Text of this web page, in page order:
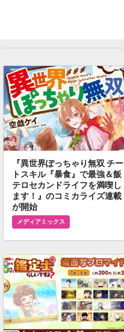
『異世界ぽっちゃり無双 チー
トスキル『暴食』で最強＆飯
テロセカンドライフを満喫し
ます！』のコミカライズ連載
が開始
メディアミックス